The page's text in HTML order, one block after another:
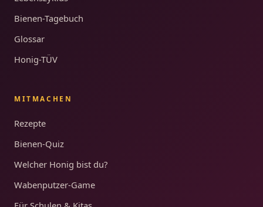
Bienen-Tagebuch
Glossar
Honig-TÜV
MITMACHEN
Rezepte
Bienen-Quiz
Welcher Honig bist du?
Wabenputzer-Game